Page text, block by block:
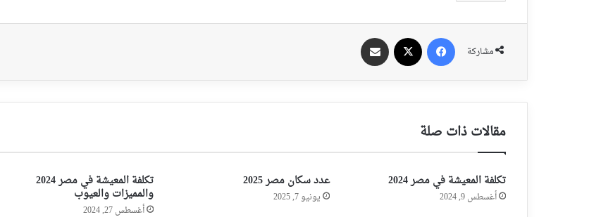
مشاركة
فيسبوك
مقالات ذات صلة
تكلفة المعيشة في مصر 2024
أغسطس 9, 2024
عدد سكان مصر 2025
يونيو 7, 2025
تكلفة المعيشة في مصر 2024
والمميزات والعيوب
أغسطس 27, 2024